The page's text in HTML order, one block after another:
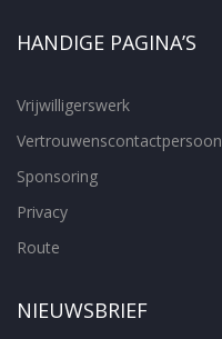
HANDIGE PAGINA’S
Vrijwilligerswerk
Vertrouwenscontactpersoon
Sponsoring
Privacy
Route
NIEUWSBRIEF